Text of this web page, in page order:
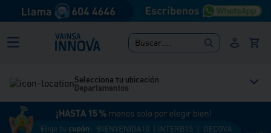
Buscar....
Selecciona tu ubicación
Departamentos